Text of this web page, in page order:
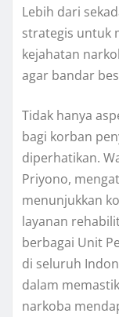
Lebih dari
strategis untuk
kejahatan
agar bandar
Tidak hanya
bagi korban
diperhatikan.
Priyono,
menunjukkan
layanan
berbagai Unit
di seluruh
dalam
narkoba